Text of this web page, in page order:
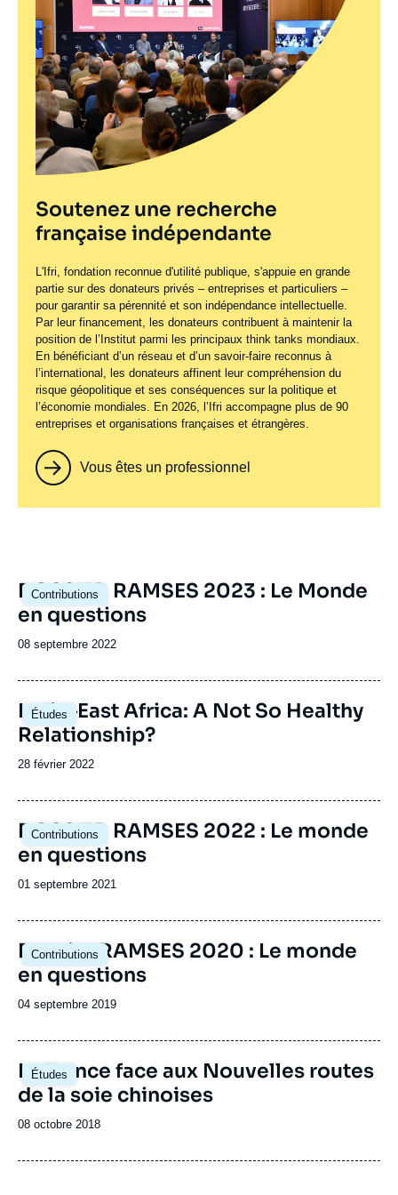
Soutenez une recherche
française indépendante
L'Ifri, fondation reconnue d'utilité publique, s'appuie en grande
partie sur des donateurs privés – entreprises et particuliers –
pour garantir sa pérennité et son indépendance intellectuelle.
Par leur financement, les donateurs contribuent à maintenir la
position de l’Institut parmi les principaux think tanks mondiaux.
En bénéficiant d’un réseau et d’un savoir-faire reconnus à
l’international, les donateurs affinent leur compréhension du
risque géopolitique et ses conséquences sur la politique et
l’économie mondiales. En 2026, l’Ifri accompagne plus de 90
entreprises et organisations françaises et étrangères.
Vous êtes un professionnel
Contributions
Image
principale
DOSSIER RAMSES 2023 : Le Monde
en questions
Date
publication
08 septembre 2022
Études
Image
principale
India–East Africa: A Not So Healthy
Relationship?
Date
publication
28 février 2022
Contributions
Image
principale
DOSSIER RAMSES 2022 : Le monde
en questions
Date
publication
01 septembre 2021
Contributions
Image
principale
Dossier RAMSES 2020 : Le monde
en questions
Date
publication
04 septembre 2019
Études
Image
principale
La France face aux Nouvelles routes
de la soie chinoises
Date
publication
08 octobre 2018